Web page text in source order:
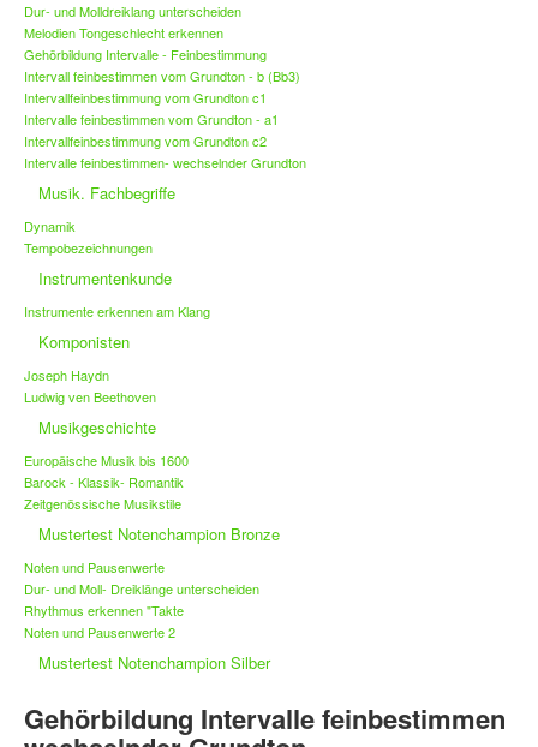
Dur- und Molldreiklang unterscheiden
Melodien Tongeschlecht erkennen
Gehörbildung Intervalle - Feinbestimmung
Intervall feinbestimmen vom Grundton - b (Bb3)
Intervallfeinbestimmung vom Grundton c1
Intervalle feinbestimmen vom Grundton - a1
Intervallfeinbestimmung vom Grundton c2
Intervalle feinbestimmen- wechselnder Grundton
Musik. Fachbegriffe
Dynamik
Tempobezeichnungen
Instrumentenkunde
Instrumente erkennen am Klang
Komponisten
Joseph Haydn
Ludwig ven Beethoven
Musikgeschichte
Europäische Musik bis 1600
Barock - Klassik- Romantik
Zeitgenössische Musikstile
Mustertest Notenchampion Bronze
Noten und Pausenwerte
Dur- und Moll- Dreiklänge unterscheiden
Rhythmus erkennen "Takte
Noten und Pausenwerte 2
Mustertest Notenchampion Silber
Gehörbildung Intervalle feinbestimmen